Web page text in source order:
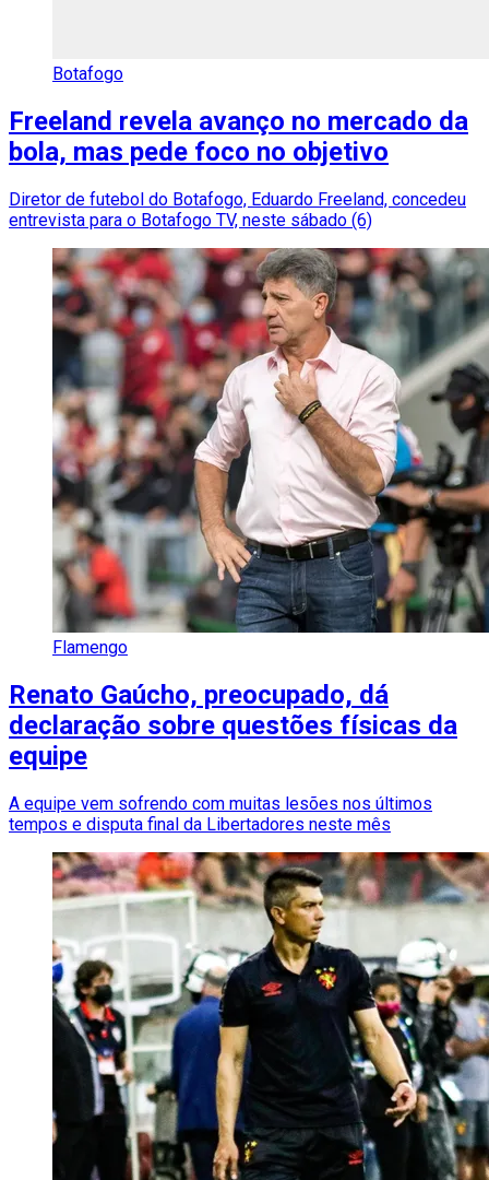
Botafogo
Freeland revela avanço no mercado da
bola, mas pede foco no objetivo
Diretor de futebol do Botafogo, Eduardo Freeland, concedeu
entrevista para o Botafogo TV, neste sábado (6)
Flamengo
Renato Gaúcho, preocupado, dá
declaração sobre questões físicas da
equipe
A equipe vem sofrendo com muitas lesões nos últimos
tempos e disputa final da Libertadores neste mês